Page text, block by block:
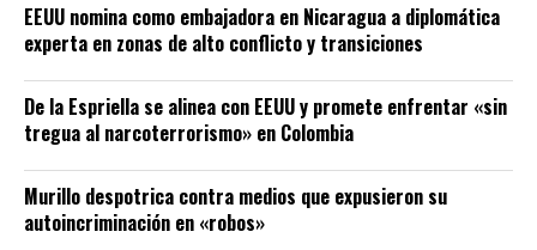
EEUU nomina como embajadora en Nicaragua a diplomática
experta en zonas de alto conflicto y transiciones
De la Espriella se alinea con EEUU y promete enfrentar «sin
tregua al narcoterrorismo» en Colombia
Murillo despotrica contra medios que expusieron su
autoincriminación en «robos»